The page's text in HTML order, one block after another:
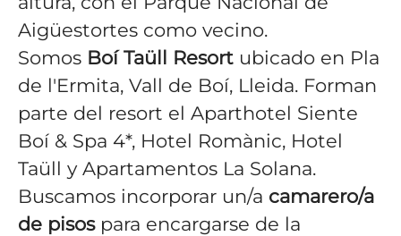
Aigüestortes como vecino.
Somos Boí Taüll Resort ubicado en Pla
de l'Ermita, Vall de Boí, Lleida. Forman
parte del resort el Aparthotel Siente
Boí & Spa 4*, Hotel Romànic, Hotel
Taüll y Apartamentos La Solana.
Buscamos incorporar un/a camarero/a
de pisospara encargarse de la